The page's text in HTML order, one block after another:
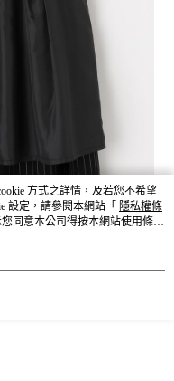
方式之詳情，及若您不希望
設定，請參閱本網站「 隱私權條
同意本公司得按本網站使用條款